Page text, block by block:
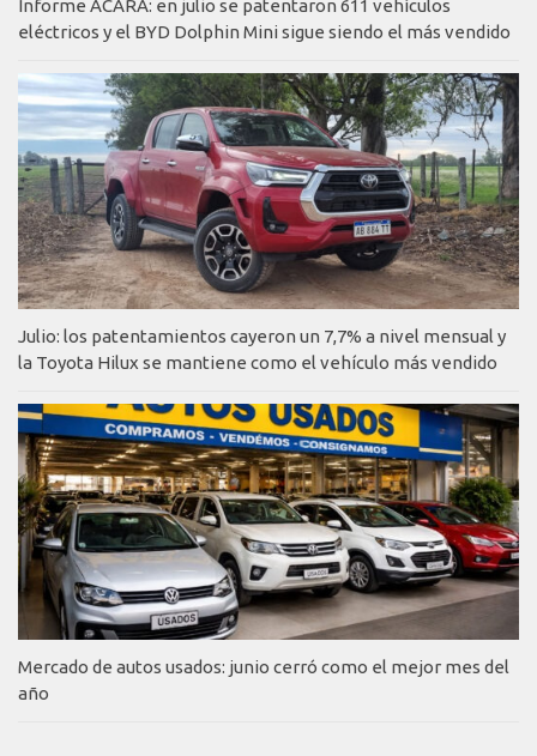
Informe ACARA: en julio se patentaron 611 vehículos
eléctricos y el BYD Dolphin Mini sigue siendo el más vendido
Julio: los patentamientos cayeron un 7,7% a nivel mensual y
la Toyota Hilux se mantiene como el vehículo más vendido
Mercado de autos usados: junio cerró como el mejor mes del
año